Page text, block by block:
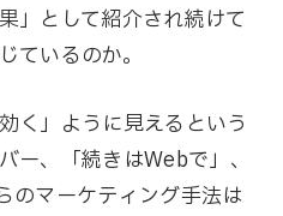
」として紹介され続けて
ているのか。
く」ように見えるという
ー、「続きはWebで」、
マーケティング手法は